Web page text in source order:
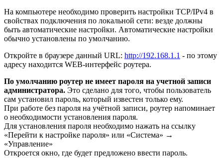
На компьютере необходимо проверить настройки TCP/IPv4 в
свойствах подключения по локальной сети: везде должны
быть автоматические настройки. Автоматические настройки
обычно установлены по умолчанию.
Откройте в браузере данный URL: http://192.168.1.1 - по этому
адресу находится WEB-интерфейс роутера.
По умолчанию роутер не имеет пароля на учетной записи
администратора. Это сделано для того, чтобы пользователь
сам установил пароль, который известен только ему.
При работе без пароля на учётной записи, роутер напоминает
о необходимости установления пароля.
Для установления пароля необходимо нажать на ссылку
«Перейти к настройке пароля» или «Система» →
«Управление»
Откроется окно, где будет предложено ввести пароль.